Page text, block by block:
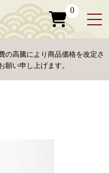
0
の高騰により商品価格を改定さ
い申し上げます。